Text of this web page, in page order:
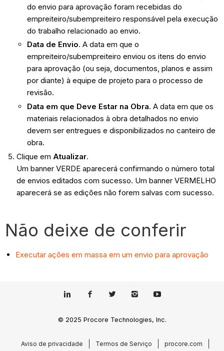
do envio para aprovação foram recebidas do
empreiteiro/subempreiteiro responsável pela execução
do trabalho relacionado ao envio.
Data de Envio. A data em que o
empreiteiro/subempreiteiro enviou os itens do envio
para aprovação (ou seja, documentos, planos e assim
por diante) à equipe de projeto para o processo de
revisão.
Data em que Deve Estar na Obra. A data em que os
materiais relacionados à obra detalhados no envio
devem ser entregues e disponibilizados no canteiro de
obra.
Clique em Atualizar.
Um banner VERDE aparecerá confirmando o número total
de envios editados com sucesso. Um banner VERMELHO
aparecerá se as edições não forem salvas com sucesso.
Não deixe de conferir
Executar ações em massa em um envio para aprovação
© 2025 Procore Technologies, Inc.
Aviso de privacidade Termos de Serviço
procore.com